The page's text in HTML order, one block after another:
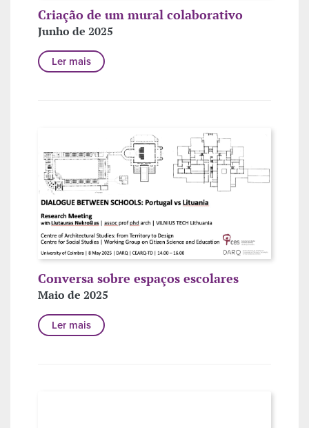
Criação de um mural colaborativo
Junho de 2025
Ler mais
Conversa sobre espaços escolares
Maio de 2025
Ler mais